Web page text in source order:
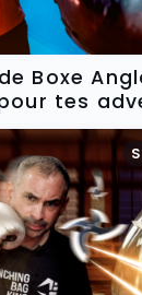
Boxe
tes